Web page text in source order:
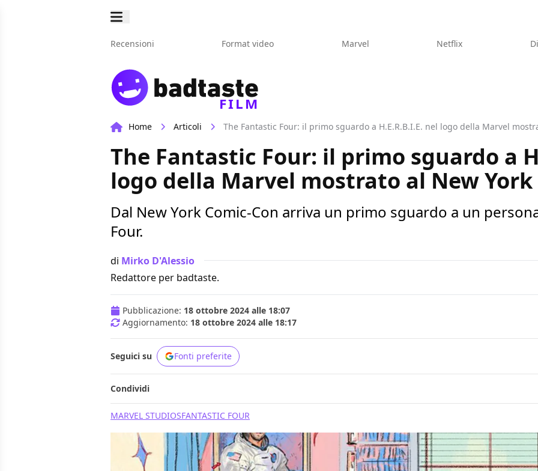
Recensioni Format video Marvel Netflix
FILM
Home Articoli The Fantastic Four: il primo sguardo a H.E.R.B.I.E. nel logo della Marvel
The Fantastic Four: il primo sguardo a
logo della Marvel mostrato al New York
Dal New York Comic-Con arriva un primo sguardo a un
Four.
di Mirko D'Alessio
Redattore per badtaste.
Pubblicazione: 18 ottobre 2024 alle 18:07
Aggiornamento: 18 ottobre 2024 alle 18:17
Seguici su Fonti preferite
Condividi
MARVEL STUDIOSFANTASTIC FOUR